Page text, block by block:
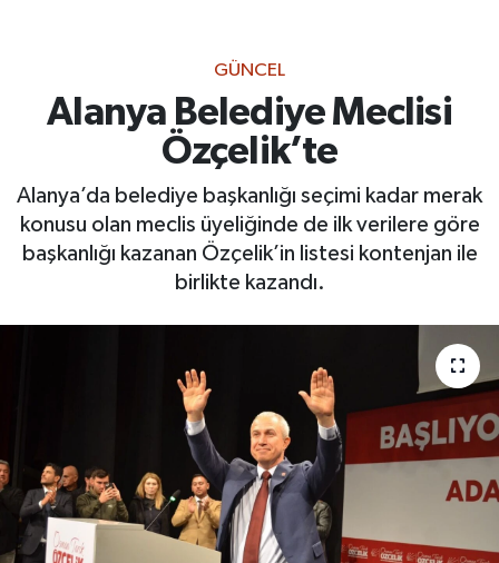
GÜNCEL
Alanya Belediye Meclisi
Özçelik’te
Alanya’da belediye başkanlığı seçimi kadar merak
konusu olan meclis üyeliğinde de ilk verilere göre
başkanlığı kazanan Özçelik’in listesi kontenjan ile
birlikte kazandı.
Diğer
Ekonomi
Gizlilik İlkeleri - Privacy Policy
Güncel
Spor
Turizm
Haber Arşivi